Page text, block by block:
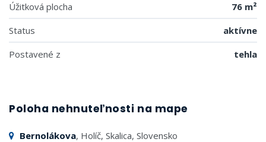
Úžitková plocha
76 m²
Status
aktívne
Postavené z
tehla
Poloha nehnuteľnosti na mape
Bernolákova, Holíč, Skalica, Slovensko